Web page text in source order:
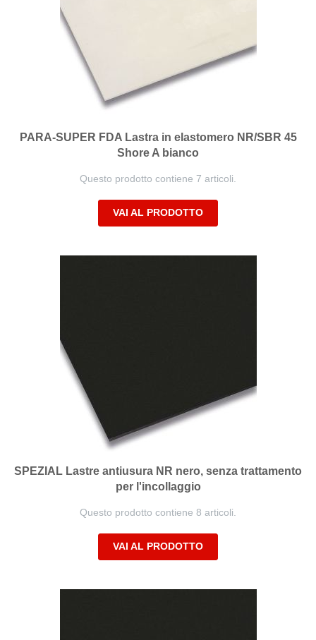
PARA-SUPER FDA Lastra in elastomero NR/SBR 45
Shore A bianco
Questo prodotto contiene 7 articoli.
VAI AL PRODOTTO
SPEZIAL Lastre antiusura NR nero, senza trattamento
per l'incollaggio
Questo prodotto contiene 8 articoli.
VAI AL PRODOTTO